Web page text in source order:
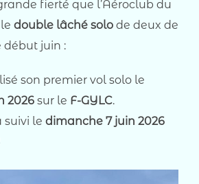
fierté que l’Aéroclub du
double lâché solo de deux de
début juin :
son premier vol solo le
2026 sur le F-GYLC.
suivi le dimanche 7 juin 2026